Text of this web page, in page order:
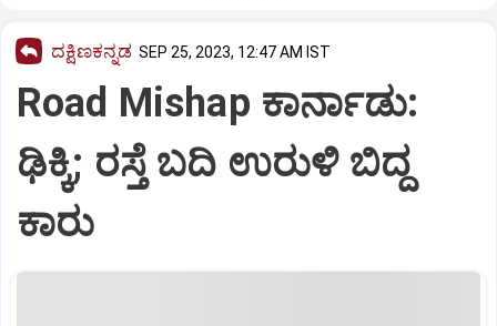
ದಕ್ಷಿಣಕನ್ನಡ SEP 25, 2023, 12:47 AM IST
Road Mishap ಕಾರ್ನಾಡು:
ಢಿಕ್ಕಿ; ರಸ್ತೆ ಬದಿ ಉರುಳಿ ಬಿದ್ದ
ಕಾರು